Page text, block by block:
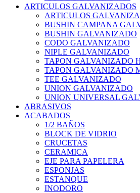
ARTICULOS GALVANIZADOS
ARTICULOS
BUSHIN CAMPANA
BUSHIN GALVANIZADO
CODO GALVANIZADO
NIPLE GALVANIZADO
TAPON GALVANIZADO
TAPON GALVANIZADO
TEE GALVANIZADO
UNION GALVANIZADO
UNION UNIVERSAL
ABRASIVOS
ACABADOS
1/2 BAÑOS
BLOCK DE VIDRIO
CRUCETAS
CERAMICA
EJE PARA PAPELERA
ESPONJAS
ESTANQUE
INODORO